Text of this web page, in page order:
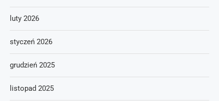
luty 2026
styczeń 2026
grudzień 2025
listopad 2025